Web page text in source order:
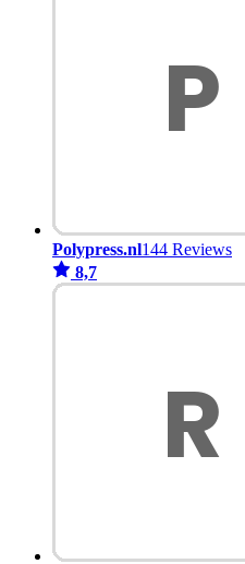
Polypress.nl144 Reviews
8,7